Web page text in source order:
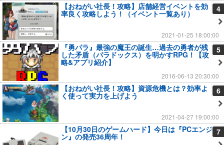
4
【おねがい社長！攻略】店舗経営イベントを効
率良く攻略しよう！（イベント一覧あり）
2021-01-25 18:00:00
5
『勇パラ』最強の魔王の誕生…過去の勇者が残
した矛盾（パラドックス）を明かすRPG！【攻
略&アプリ紹介】
2016-06-13 20:30:00
6
【おねがい社長！攻略】資源危機とは？効率よ
く使って実力を上げよう
2021-04-27 19:00:00
7
【10月30日のゲームハード】今日は『PCエンジ
ン』の発売36周年！